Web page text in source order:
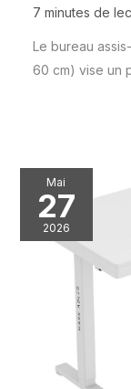
7 minutes de
Le bureau
60 cm) vise un
Mai
27
2026